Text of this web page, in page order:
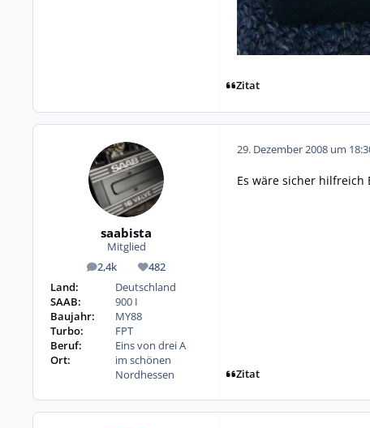
Zitat
saabista
Mitglied
2,4k
Beiträge 482
Reputation
Land:
Deutschland
SAAB:
900 I
Baujahr:
MY88
Turbo:
FPT
Beruf:
Eins von drei A
Ort:
im schönen
Nordhessen
29. Dezember 2008 um
Es wäre sicher hilfreich
Zitat